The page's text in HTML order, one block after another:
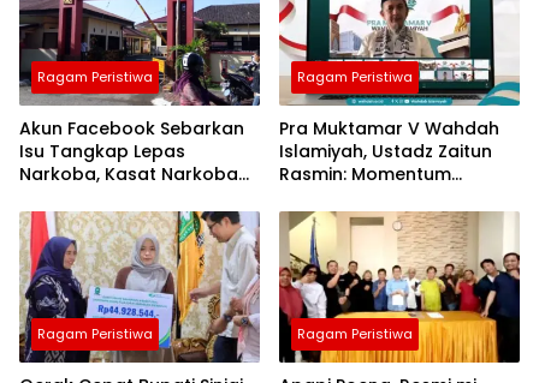
Ragam Peristiwa
Akun Facebook Sebarkan
Isu Tangkap Lepas
Narkoba, Kasat Narkoba
dan Fitnah
Ragam Peristiwa
Pra Muktamar V Wahdah
Islamiyah, Ustadz Zaitun
Rasmin: Momentum
Evaluasi Perjalanan
Dakwah
Ragam Peristiwa Ragam Peristiwa